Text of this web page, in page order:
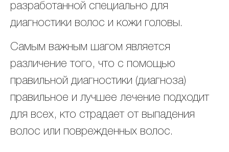
разработанной специально для
диагностики волос и кожи головы.
Самым важным шагом является
различение того, что с помощью
правильной диагностики (диагноза)
правильное и лучшее лечение подходит
для всех, кто страдает от выпадения
волос или поврежденных волос.